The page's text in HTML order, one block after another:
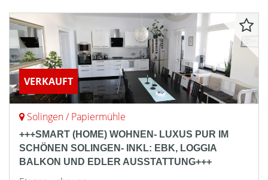
VERKAUFT
Solingen / Papiermühle
+++SMART (HOME) WOHNEN- LUXUS PUR IM
SCHÖNEN SOLINGEN- INKL: EBK, LOGGIA
BALKON UND EDLER AUSSTATTUNG+++